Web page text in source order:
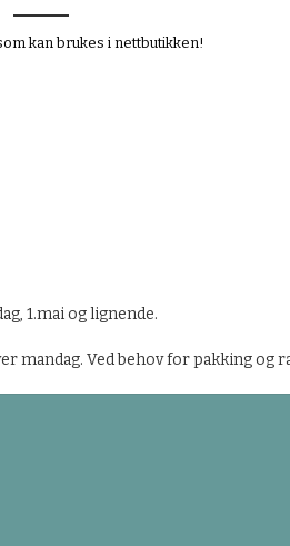
kan brukes i nettbutikken!
1.mai og lignende.
mandag. Ved behov for pakking og